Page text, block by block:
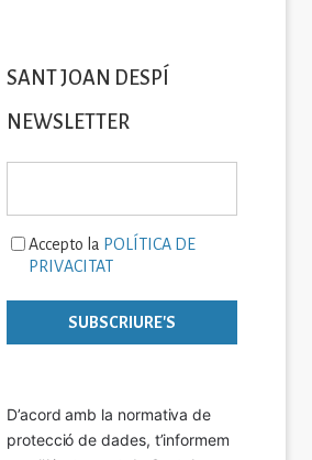
SANT JOAN DESPÍ
NEWSLETTER
Accepto la POLÍTICA DE
PRIVACITAT
D’acord amb la normativa de
protecció de dades, t’informem